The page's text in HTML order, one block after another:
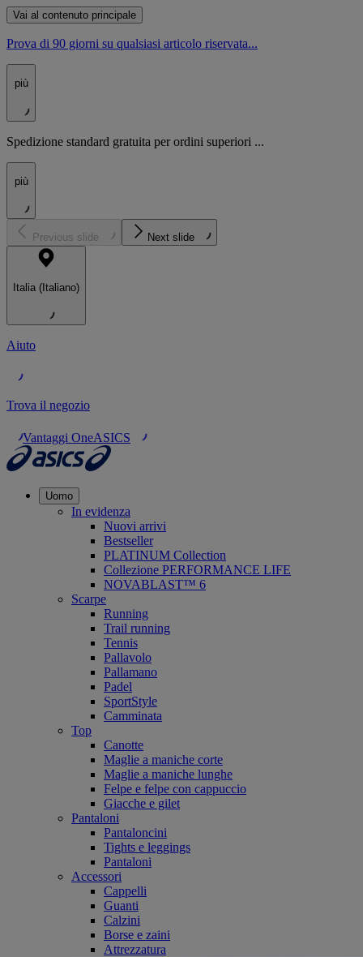
Vai al contenuto principale
Prova di 90 giorni su qualsiasi articolo riservata...
più
Spedizione standard gratuita per ordini superiori ...
più
Previous slide Next slide
Italia (Italiano)
Aiuto
Trova il negozio
Vantaggi OneASICS
Uomo
In evidenza
Nuovi arrivi
Bestseller
PLATINUM Collection
Collezione PERFORMANCE LIFE
NOVABLAST™ 6
Scarpe
Running
Trail running
Tennis
Pallavolo
Pallamano
Padel
SportStyle
Camminata
Top
Canotte
Maglie a maniche corte
Maglie a maniche lunghe
Felpe e felpe con cappuccio
Giacche e gilet
Pantaloni
Pantaloncini
Tights e leggings
Pantaloni
Accessori
Cappelli
Guanti
Calzini
Borse e zaini
Attrezzatura